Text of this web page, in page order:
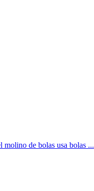
molino de bolas usa bolas ...